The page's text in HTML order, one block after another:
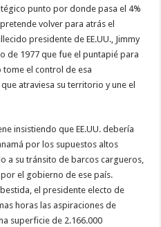
punto por donde pasa el 4%
volver para atrás el
presidente de EE.UU., Jimmy
de 1977 que fue el puntapié para
tome el control de esa
atraviesa su territorio y une el
insistiendo que EE.UU. debería
por los supuestos altos
a su tránsito de barcos cargueros,
el gobierno de ese país.
el presidente electo de
horas las aspiraciones de
superficie de 2.166.000